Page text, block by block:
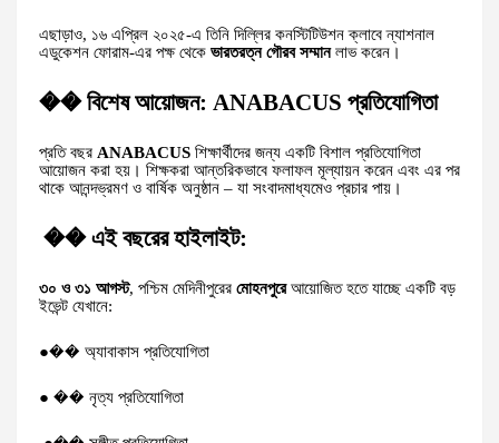
এছাড়াও, ১৬ এপ্রিল ২০২৫-এ তিনি দিল্লির কনস্টিটিউশন ক্লাবে ন্যাশনাল
এডুকেশন ফোরাম-এর পক্ষ থেকে ভারতরত্ন গৌরব সম্মানলাভ করেন।
�� বিশেষ আয়োজন: ANABACUS প্রতিযোগিতা
প্রতি বছর ANABACUS শিক্ষার্থীদের জন্য একটি বিশাল প্রতিযোগিতা
আয়োজন করা হয়। শিক্ষকরা আন্তরিকভাবে ফলাফল মূল্যায়ন করেন এবং এর পর
থাকে আনন্দভ্রমণ ও বার্ষিক অনুষ্ঠান – যা সংবাদমাধ্যমেও প্রচার পায়।
�� এই বছরের হাইলাইট:
৩০ ও ৩১ আগস্ট, পশ্চিম মেদিনীপুরের মোহনপুরেআয়োজিত হতে যাচ্ছে একটি বড়
ইভেন্ট যেখানে:
●�� অ্যাবাকাস প্রতিযোগিতা
● �� নৃত্য প্রতিযোগিতা